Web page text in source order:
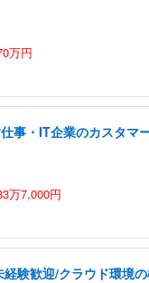
万円
事・IT企業のカスタマ
万7,000円
験歓迎/クラウド環境